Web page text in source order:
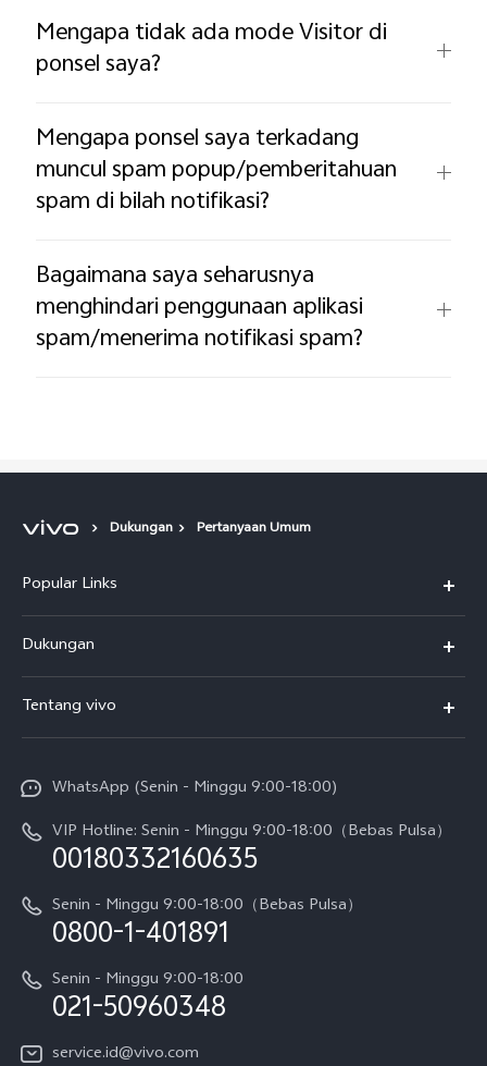
Mengapa tidak ada mode Visitor di
ponsel saya?
Mengapa ponsel saya terkadang
muncul spam popup/pemberitahuan
spam di bilah notifikasi?
Bagaimana saya seharusnya
menghindari penggunaan aplikasi
spam/menerima notifikasi spam?
Dukungan Pertanyaan Umum
Popular Links
T5
T5 Pro
V70
V70 FE
Y05
X300 Pro
Gerai Terdekat
Dukungan
Service Center
Funtouch OS
Pembaruan Sistem
Harga Spare Part
Otentikasi IMEI
Kebijakan Garansi vivo
Layanan Perbaikan Antar Jemput
Tentang vivo
Sejarah
Berita
Pemberitahuan Hukum
Tentang Kami
WhatsApp (Senin - Minggu 9:00-18:00)
VIP Hotline: Senin - Minggu 9:00-18:00（Bebas Pulsa）
00180332160635
Senin - Minggu 9:00-18:00（Bebas Pulsa）
0800-1-401891
Senin - Minggu 9:00-18:00
021-50960348
service.id@vivo.com